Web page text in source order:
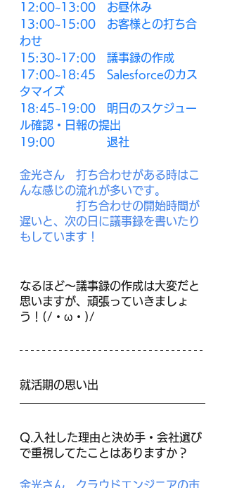
12:00~13:00　お昼休み
13:00~15:00　お客様との打ち合
わせ
15:30~17:00　議事録の作成
17:00~18:45　Salesforceのカス
タマイズ
18:45~19:00　明日のスケジュー
ル確認・日報の提出
19:00　　　　  退社
金光さん　打ち合わせがある時はこ
んな感じの流れが多いです。
打ち合わせの開始時間が
遅いと、次の日に議事録を書いたり
もしています！
なるほど～議事録の作成は大変だと
思いますが、頑張っていきましょ
う！(/・ω・)/
就活期の思い出
Q.入社した理由と決め手・会社選び
で重視してたことはありますか？
金光さん　クラウドエンジニアの市